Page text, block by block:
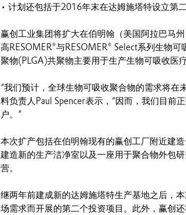
• 计划还包括于2016年末在达姆施塔特设立第
赢创工业集团将扩大在伯明翰（美国阿拉巴马
高RESOMER®与RESOMER® Select系列生物
聚物(PLGA)共聚物主要用于生产生物可吸收医
“我们预计，全球生物可吸收聚合物的需求将在
料负责人Paul Spencer表示，“因而，我们目前
户。”
本次扩产包括在伯明翰现有的赢创工厂附近建
建造新的生产洁净室以及一座用于聚合物外包
营。
继两年前建成新的达姆施塔特生产基地之后，
场需求而开展的第二个投资项目。此外，赢创